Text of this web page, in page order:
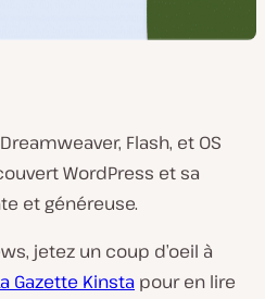
Flash, et OS
WordPress et sa
et généreuse.
jetez un coup d’oeil à
Gazette Kinsta pour en lire